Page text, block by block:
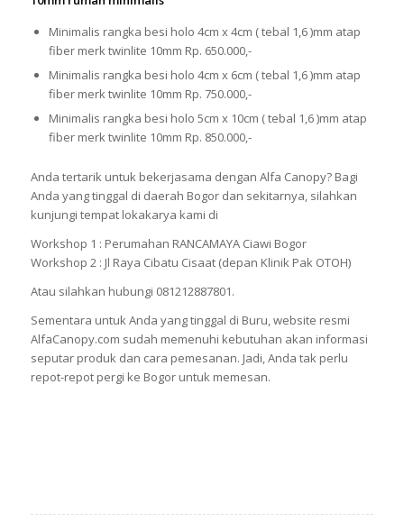
Minimalis rangka besi holo 4cm x 4cm ( tebal 1,6 )mm atap
fiber merk twinlite 10mm Rp. 650.000,-
Minimalis rangka besi holo 4cm x 6cm ( tebal 1,6 )mm atap
fiber merk twinlite 10mm Rp. 750.000,-
Minimalis rangka besi holo 5cm x 10cm ( tebal 1,6 )mm atap
fiber merk twinlite 10mm Rp. 850.000,-
Anda tertarik untuk bekerjasama dengan Alfa Canopy? Bagi
Anda yang tinggal di daerah Bogor dan sekitarnya, silahkan
kunjungi tempat lokakarya kami di
Workshop 1 : Perumahan RANCAMAYA Ciawi Bogor
Workshop 2 : Jl Raya Cibatu Cisaat (depan Klinik Pak OTOH)
Atau silahkan hubungi 081212887801.
Sementara untuk Anda yang tinggal di Buru, website resmi
AlfaCanopy.com sudah memenuhi kebutuhan akan informasi
seputar produk dan cara pemesanan. Jadi, Anda tak perlu
repot-repot pergi ke Bogor untuk memesan.